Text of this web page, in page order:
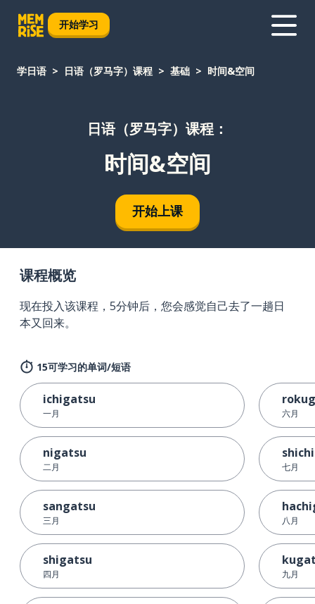
开始学习
学日语 日语（罗马字）课程 基础 时间&空间
日语（罗马字）课程：
时间&空间
开始上课
课程概览
现在投入该课程，5分钟后，您会感觉自己去了一趟日
本又回来。
15可学习的单词/短语
ichigatsu
一月
nigatsu
二月
sangatsu
三月
shigatsu
四月
六月
七月
八月
九月